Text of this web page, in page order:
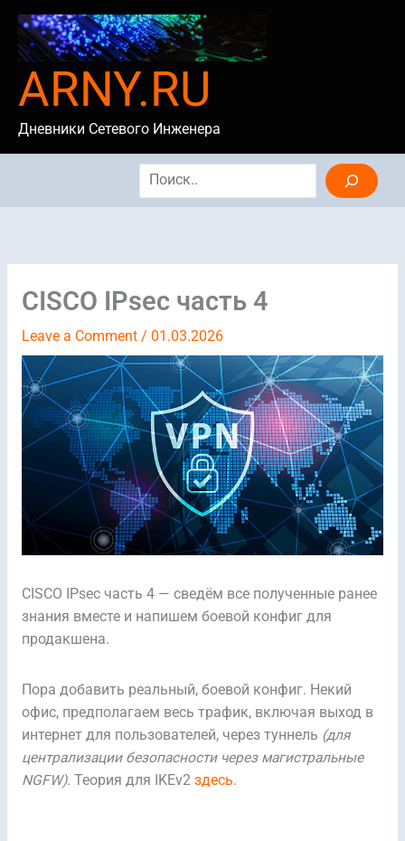
content
ARNY.RU
Дневники Сетевого Инженера
Search
CISCO IPsec часть 4
Leave a Comment / 01.03.2026
CISCO IPsec часть 4 — сведём все полученные ранее
знания вместе и напишем боевой конфиг для
продакшена.
Пора добавить реальный, боевой конфиг. Некий
офис, предполагаем весь трафик, включая выход в
интернет для пользователей, через туннель (для
централизации безопасности через магистральные
NGFW). Теория для IKEv2 здесь.